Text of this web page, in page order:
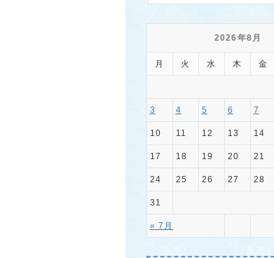
2026年8月
月 火 水 木 金
« 7月
3 4 5 6 7
10 11 12 13 14
17 18 19 20 21
24 25 26 27 28
31